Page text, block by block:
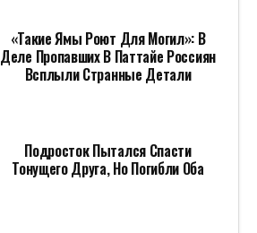
«Такие Ямы Роют Для Могил»: В
Деле Пропавших В Паттайе Россиян
Всплыли Странные Детали
Подросток Пытался Спасти
Тонущего Друга, Но Погибли Оба